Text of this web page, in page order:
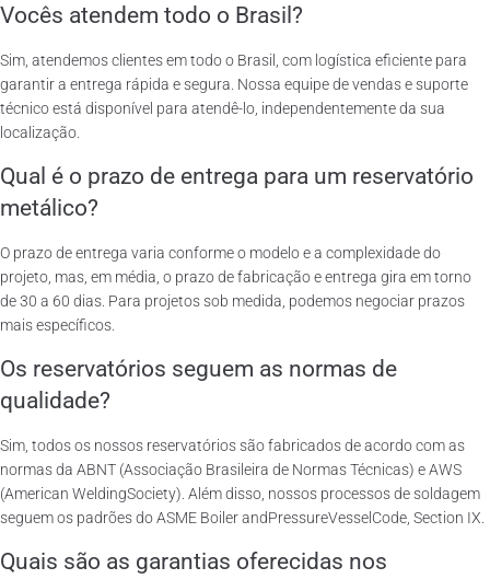
Vocês atendem todo o Brasil?
Sim, atendemos clientes em todo o Brasil, com logística eficiente para
garantir a entrega rápida e segura. Nossa equipe de vendas e suporte
técnico está disponível para atendê-lo, independentemente da sua
localização.
Qual é o prazo de entrega para um reservatório
metálico?
O prazo de entrega varia conforme o modelo e a complexidade do
projeto, mas, em média, o prazo de fabricação e entrega gira em torno
de 30 a 60 dias. Para projetos sob medida, podemos negociar prazos
mais específicos.
Os reservatórios seguem as normas de
qualidade?
Sim, todos os nossos reservatórios são fabricados de acordo com as
normas da ABNT (Associação Brasileira de Normas Técnicas) e AWS
(American WeldingSociety). Além disso, nossos processos de soldagem
seguem os padrões do ASME Boiler andPressureVesselCode, Section IX.
Quais são as garantias oferecidas nos